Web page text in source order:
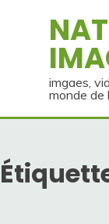
imgaes,
monde de